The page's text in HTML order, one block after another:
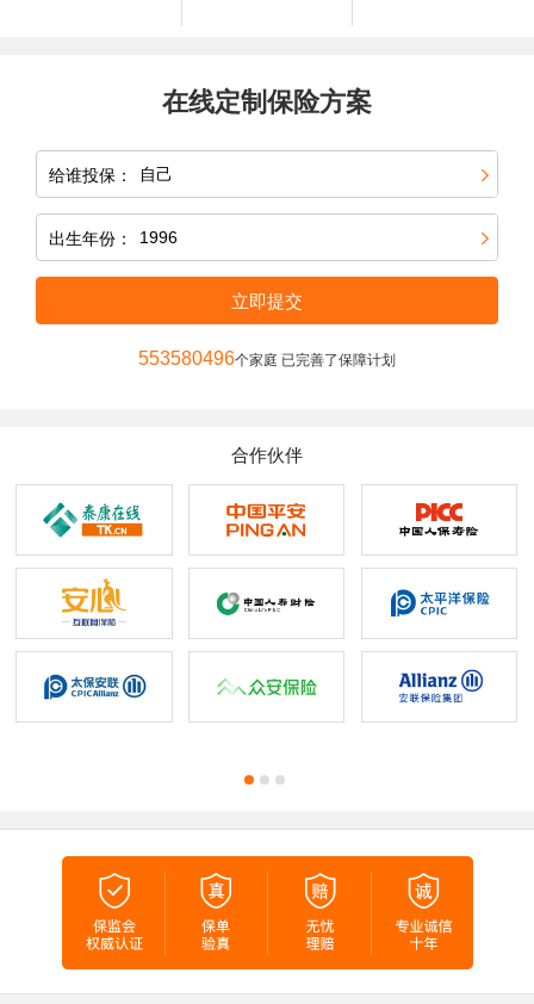
在线定制保险方案
给谁投保：
出生年份：
立即提交
553580496个家庭 已完善了保障计划
合作伙伴